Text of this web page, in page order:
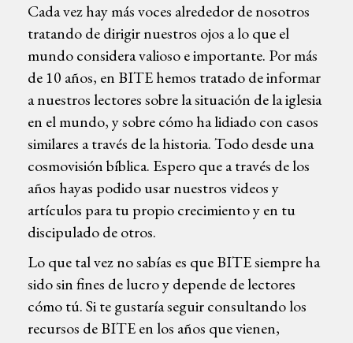
Cada vez hay más voces alrededor de nosotros
tratando de dirigir nuestros ojos a lo que el
mundo considera valioso e importante. Por más
de 10 años, en BITE hemos tratado de informar
a nuestros lectores sobre la situación de la iglesia
en el mundo, y sobre cómo ha lidiado con casos
similares a través de la historia. Todo desde una
cosmovisión bíblica. Espero que a través de los
años hayas podido usar nuestros videos y
artículos para tu propio crecimiento y en tu
discipulado de otros.
Lo que tal vez no sabías es que BITE siempre ha
sido sin fines de lucro y depende de lectores
cómo tú. Si te gustaría seguir consultando los
recursos de BITE en los años que vienen,